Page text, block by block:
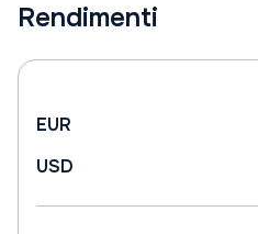
Rendimenti
EUR
USD